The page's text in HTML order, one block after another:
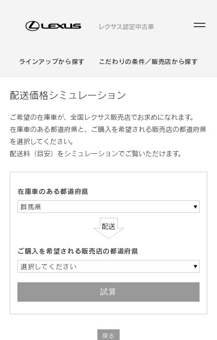
レクサス認定中古車
ラインアップから探す こだわりの条件／販売店から探す
配送価格シミュレーション
ご希望の在庫車が、全国レクサス販売店でお求めになれます。
在庫車のある都道府県と、ご購入を希望される販売店の都道府県
を選択してください。
配送料（目安）をシミュレーションでご覧いただけます。
在庫車のある都道府県
群馬県
ご購入を希望される販売店の都道府県
選択してください
戻る